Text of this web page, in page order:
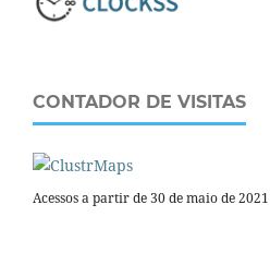
CONTADOR DE VISITAS
Acessos a partir de 30 de maio de 2021